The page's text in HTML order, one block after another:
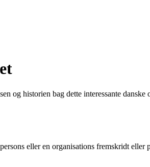
historien bag dette interessante
eller en organisations fremskridt eller